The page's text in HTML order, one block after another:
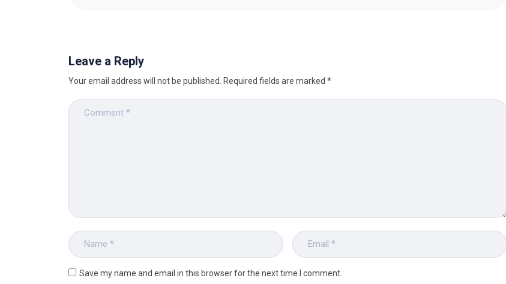
Leave a Reply
Your email address will not be published. Required fields are marked *
Save my name and email in this browser for the next time I comment.